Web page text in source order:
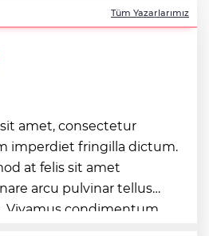
yıl dönümünde anıldı
177 milyon liralık yeni Hükümet
temeli atıldı
Çınar Çocuk Evi için kura
kırsal mahalleye modern yol
Tüm Yazarlarımız
amet, consectetur
imperdiet fringilla dictum.
at felis sit amet
arcu pulvinar tellus
Vivamus condimentum